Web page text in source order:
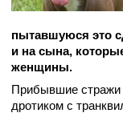
пытавшуюся это
и на сына,
женщины.
Прибывшие стражи
дротиком с